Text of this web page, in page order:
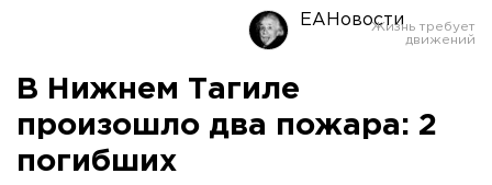
ЕАНовости
В Нижнем Тагиле
произошло два пожара: 2
погибших